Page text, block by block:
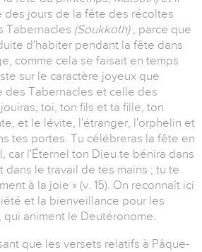
des jours de la fête des récoltes
Tabernacles (Soukkoth) , parce que
d'habiter pendant la fête dans
comme cela se faisait en temps
sur le caractère joyeux que
des Tabernacles et celle des
toi, ton fils et ta fille, ton
et le lévite, l'étranger, l'orphelin et
tes portes. Tu célébreras la fête en
car l'Éternel ton Dieu te bénira dans
le travail de tes mains ; tu te
à la joie » (v. 15). On reconnaît ici
et la bienveillance pour les
animent le Deutéronome.
que les versets relatifs à Pâque-